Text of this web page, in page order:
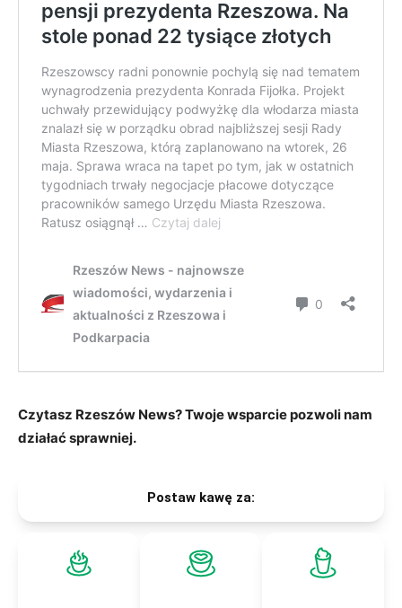
Czytasz Rzeszów News? Twoje wsparcie pozwoli nam
działać sprawniej.
Postaw kawę za: